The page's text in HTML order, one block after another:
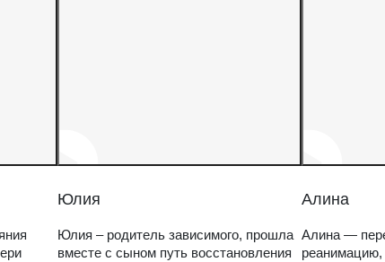
Юлия
Юлия – родитель зависимого, прошла
вместе с сыном путь восстановления
Алина
Алина —
реанимацию,